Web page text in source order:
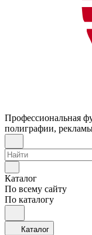
Профессиональная
полиграфии,
Каталог
По всему сайту
По каталогу
Каталог